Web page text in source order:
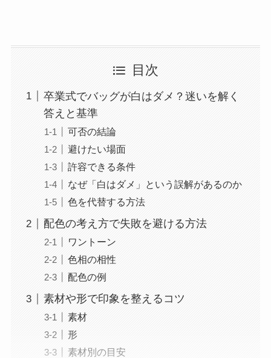
目次
卒業式でバッグが白はダメ？迷いを解く
答えと基準
可否の結論
避けたい場面
許容できる条件
なぜ「白はダメ」という誤解があるのか
色を代替する方法
配色の考え方で失敗を避ける方法
ワントーン
色相の相性
配色の例
素材や形で印象を整えるコツ
素材
形
素材別の目安